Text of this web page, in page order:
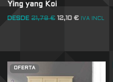
Ying yang Koi
DESDE 21,78€ 12,10 € IVA INCL
OFERTA